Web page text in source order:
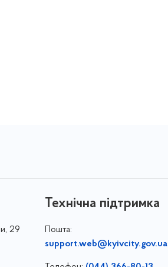
29
Технічна підтримка
Пошта:
support.web@kyivcity.gov.ua